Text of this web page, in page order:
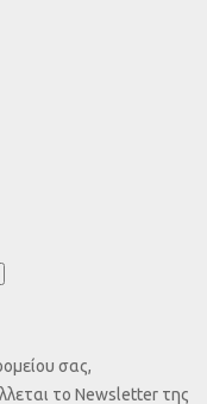
σας,
το Newsletter της